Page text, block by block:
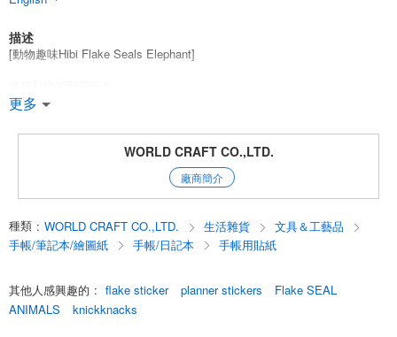
描述
[動物趣味Hibi Flake Seals Elephant]
水彩觸感薄片貼紙。
半透明的遮蔽膠帶材料和華麗的金箔燙印會讓您的日常生活更加愜意。
讓我們一起享受與動物一起塗色的樂趣吧！
您可以用這些可愛的貼紙裝飾您的筆記本、日曆、信件等。
*黃鼠狼 黃鼠狼
*貓貓
*小熊貓
*大象
更多
WORLD CRAFT CO.,LTD.
廠商簡介
種類 : WORLD CRAFT CO.,LTD. 生活雜貨
文具＆工藝品
手帳/筆記本/繪圖紙
手帳/日記本 手帳用貼紙
其他人感興趣的 : flake sticker planner stickers
Flake SEAL
ANIMALS
knickknacks